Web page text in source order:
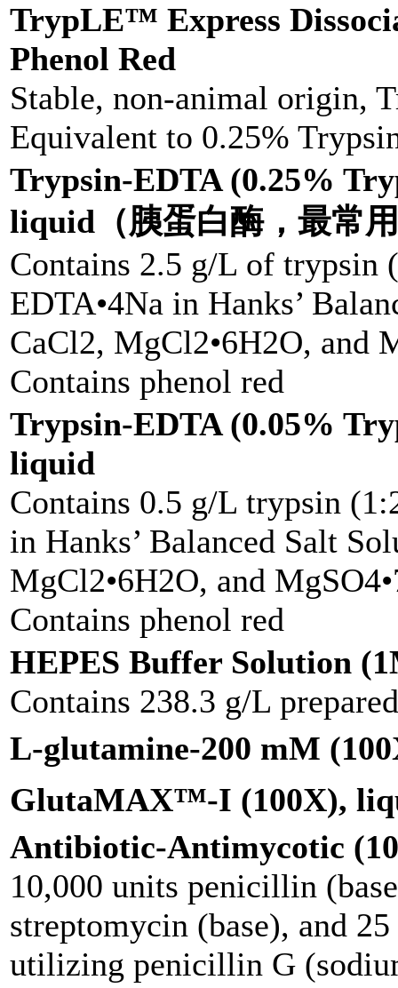
TrypLE™ Express
Phenol Red
Stable, non-animal origin,
Equivalent to 0.25%
Trypsin-EDTA (0.25%
liquid（胰蛋白酶，最常
Contains 2.5 g/L of trypsin
EDTA•4Na in Hanks’
CaCl2, MgCl2•6H2O, and
Contains phenol red
Trypsin-EDTA (0.05%
liquid
Contains 0.5 g/L trypsin
in Hanks’ Balanced Salt
MgCl2•6H2O, and
Contains phenol red
HEPES Buffer Solution
Contains 238.3 g/L
L-glutamine-200 mM
GlutaMAX™-I (100X),
Antibiotic-Antimycotic
10,000 units penicillin
streptomycin (base), and
utilizing penicillin G